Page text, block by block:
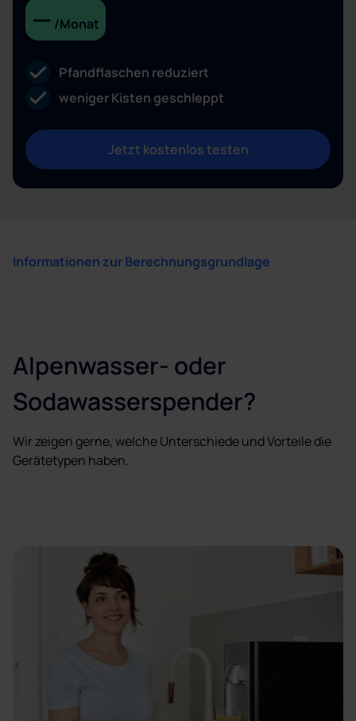
— /Monat
Pfandflaschen reduziert
weniger Kisten geschleppt
Jetzt kostenlos testen
Informationen zur Berechnungsgrundlage
Alpenwasser- oder
Sodawasserspender?
Wir zeigen gerne, welche Unterschiede und Vorteile die
Gerätetypen haben.